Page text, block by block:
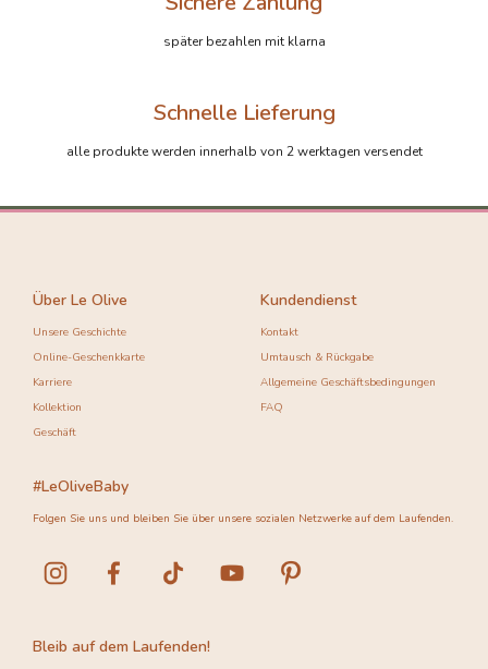
später bezahlen mit klarna
Schnelle Lieferung
alle produkte werden innerhalb von 2 werktagen versendet
Über Le Olive
Unsere Geschichte
Online-Geschenkkarte
Karriere
Kollektion
Geschäft
Kundendienst
Kontakt
Umtausch & Rückgabe
Allgemeine Geschäftsbedingungen
FAQ
Bleib auf dem Laufenden!
#LeOliveBaby
Folgen Sie uns und bleiben Sie über unsere sozialen Netzwerke auf dem Laufenden.